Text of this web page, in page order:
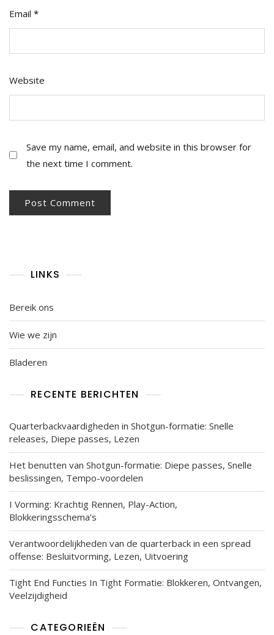
Email *
Website
Save my name, email, and website in this browser for
the next time I comment.
LINKS
Bereik ons
Wie we zijn
Bladeren
RECENTE BERICHTEN
Quarterbackvaardigheden in Shotgun-formatie: Snelle
releases, Diepe passes, Lezen
Het benutten van Shotgun-formatie: Diepe passes, Snelle
beslissingen, Tempo-voordelen
I Vorming: Krachtig Rennen, Play-Action,
Blokkeringsschema’s
Verantwoordelijkheden van de quarterback in een spread
offense: Besluitvorming, Lezen, Uitvoering
Tight End Functies In Tight Formatie: Blokkeren, Ontvangen,
Veelzijdigheid
CATEGORIEËN